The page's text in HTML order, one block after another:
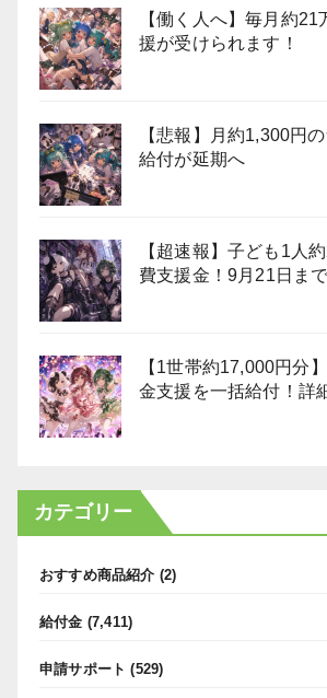
【働く人へ】毎月約21
援が受けられます！
【悲報】月約1,300円
給付が延期へ
【超速報】子ども1人
費支援金！9月21日ま
【1世帯約17,000円分
金支援を一括給付！詳
カテゴリー
おすすめ商品紹介 (2)
給付金 (7,411)
申請サポート (529)